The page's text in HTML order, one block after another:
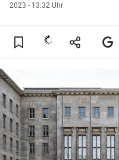
2023 - 13:32 Uhr